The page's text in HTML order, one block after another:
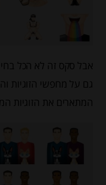
אבל סקס זה לא הכל
גם על מחפשי הזוגיות
המתארים את הזוגיות